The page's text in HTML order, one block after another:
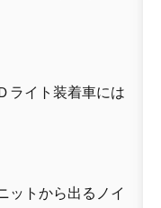
ライト装着車には
ットから出るノイ